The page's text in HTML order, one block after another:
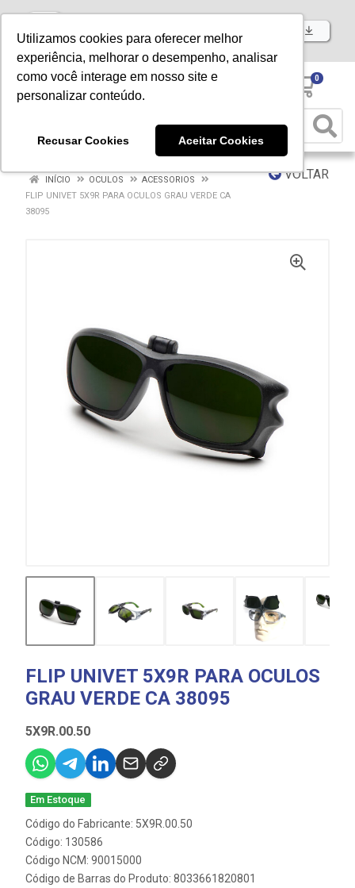
Utilizamos cookies para oferecer melhor
experiência, melhorar o desempenho, analisar
como você interage em nosso site e
personalizar conteúdo.
Recusar Cookies Aceitar Cookies
Baixe já nosso APP
0
VOLTAR
INÍCIO OCULOS
ACESSORIOS
FLIP UNIVET 5X9R PARA OCULOS GRAU VERDE CA
38095
FLIP UNIVET 5X9R PARA OCULOS
GRAU VERDE CA 38095
5X9R.00.50
Em Estoque
Código do Fabricante: 5X9R.00.50
Código: 130586
Código NCM: 90015000
Código de Barras do Produto: 8033661820801